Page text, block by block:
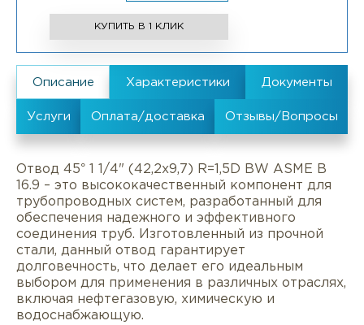
КУПИТЬ В 1 КЛИК
Отвод 45° 1 1/4" (42,2х9,7) R=1,5D BW ASME B
16.9 – это высококачественный компонент для
трубопроводных систем, разработанный для
обеспечения надежного и эффективного
соединения труб. Изготовленный из прочной
стали, данный отвод гарантирует
долговечность, что делает его идеальным
выбором для применения в различных отраслях,
включая нефтегазовую, химическую и
водоснабжающую.